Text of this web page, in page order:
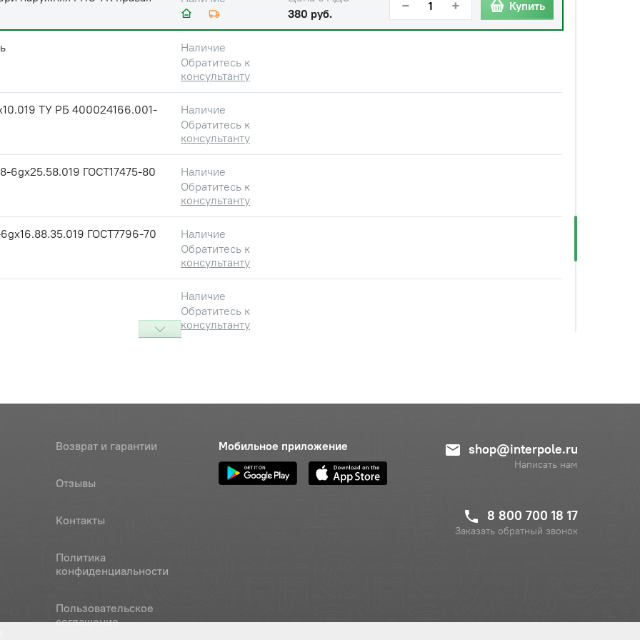
380 руб.
− + Купить
Наличие
Обратитесь к
консультанту
ТУ РБ 400024166.001-
Наличие
Обратитесь к
консультанту
6gх25.58.019 ГОСТ17475-80
Наличие
Обратитесь к
консультанту
ГОСТ7796-70
Наличие
Обратитесь к
консультанту
Наличие
Обратитесь к
консультанту
консультанту
6gх16.58.019 ГОСТ17475-80
Наличие
консультанту
Возврат и гарантии
Отзывы
Контакты
Политика
конфиденциальности
Пользовательское
соглашение
Мобильное приложение shop@interpole.ru
Написать нам
8 800 700 18 17
Заказать обратный звонок